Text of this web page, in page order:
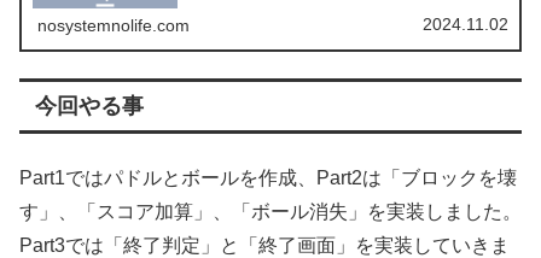
nosystemnolife.com 2024.11.02
今回やる事
Part1ではパドルとボールを作成、Part2は「ブロックを壊
す」、「スコア加算」、「ボール消失」を実装しました。
Part3では「終了判定」と「終了画面」を実装していきま